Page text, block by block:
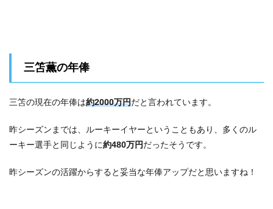
三笘薫の年俸
三笘の現在の年俸は約2000万円だと言われています。
昨シーズンまでは、ルーキーイヤーということもあり、多くのル
ーキー選手と同じように約480万円だったそうです。
昨シーズンの活躍からすると妥当な年俸アップだと思いますね！